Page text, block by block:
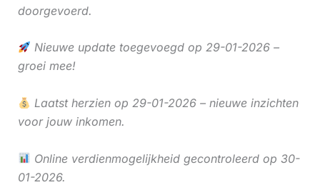
doorgevoerd.
Nieuwe update toegevoegd op 29-01-2026 –
groei mee!
Laatst herzien op 29-01-2026 – nieuwe inzichten
voor jouw inkomen.
Online verdienmogelijkheid gecontroleerd op 30-
01-2026.